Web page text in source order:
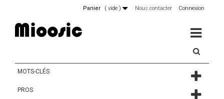
Connexion
Nous contacter
Panier ( vide )
MENU
MOTS-CLÉS
PROS